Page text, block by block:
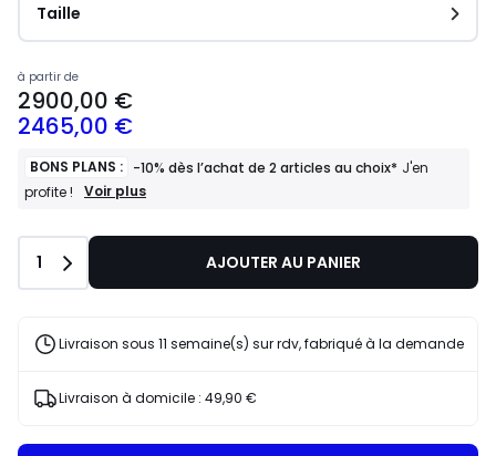
Taille
à partir de
2465,00 €
2900,00 €
BONS PLANS : -10% dès l’achat de 2 articles au choix* J'en
profite !
BONS
-10%
l’achat
articles
J'en
Voir plus
Quantité
1 AJOUTER AU PANIER
Livraison sous 11 semaine(s) sur rdv, fabriqué à la demande
Livraison à domicile : 49,90 €